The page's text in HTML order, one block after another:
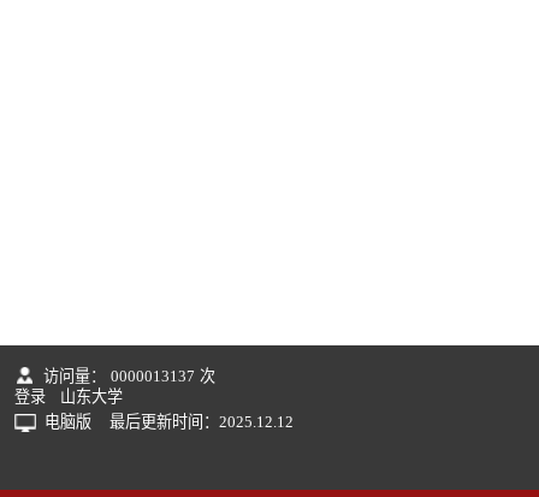
访问量： 0000013137 次
登录
山东大学
电脑版
最后更新时间： 2025.12.12